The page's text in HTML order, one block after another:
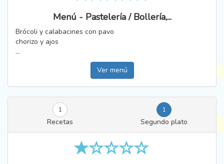
Menú - Pastelería / Bollería,...
Brócoli y calabacines con pavo
chorizo y ajos
...
Ver menú
1 1
Recetas Segundo plato